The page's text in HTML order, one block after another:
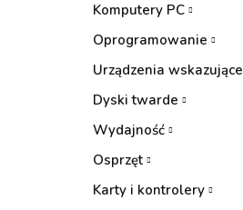
Komputery PC
Oprogramowanie
Urządzenia wskazujące
Dyski twarde
Wydajność
Osprzęt
Karty i kontrolery